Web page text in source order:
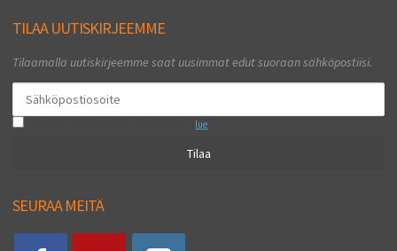
TILAA UUTISKIRJEEMME
Tilaamalla uutiskirjeemme saat uusimmat edut suoraan sähköpostiisi.
lue
Tilaa
SEURAA MEITÄ